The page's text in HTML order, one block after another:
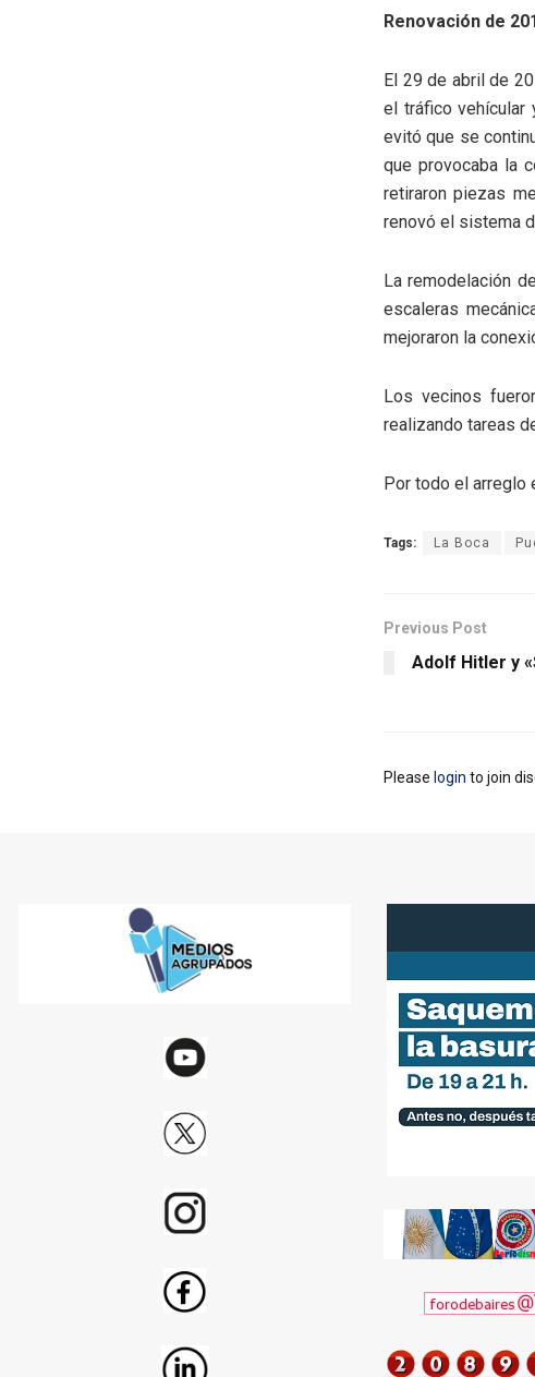
Renovación de
El 29 de abril de
el tráfico vehícular
evitó que se
que provocaba la
retiraron piezas
renovó el sistema
La remodelación
escaleras
mejoraron la
Los vecinos
realizando tareas
Por todo el arreglo
Tags: La Boca
Previous Post
Adolf Hitler y
Please login to join